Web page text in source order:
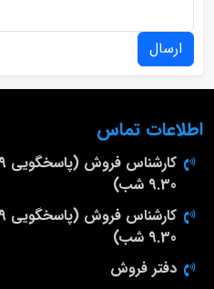
ارسال
اطلاعات تماس
9.30 شب)
9.30 شب)
دفتر فروش